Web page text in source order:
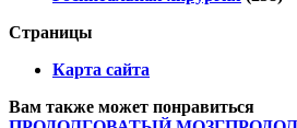
Страницы
Карта сайта
Вам также может понравиться